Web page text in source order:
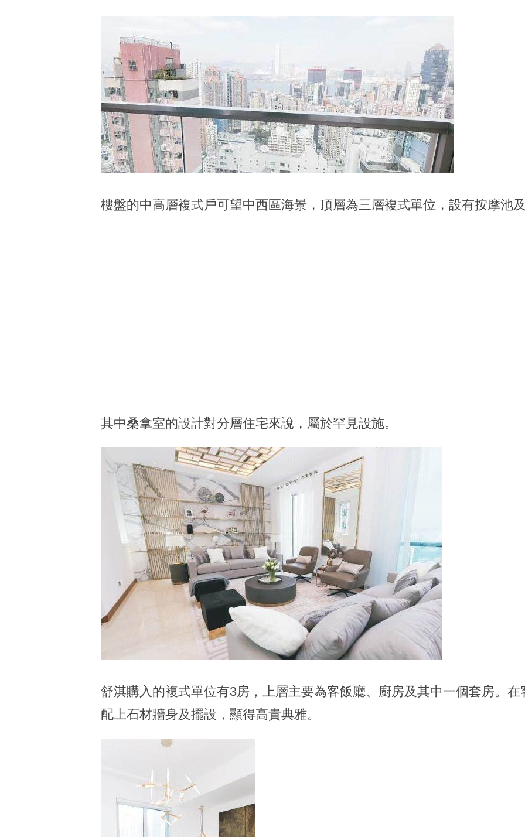
樓盤的中高層複式戶可望中西區海景，頂層為三層複式單位，設有按摩池及
其中桑拿室的設計對分層住宅來說，屬於罕見設施。
舒淇購入的複式單位有3房，上層主要為客飯廳、廚房及其中一個套房。在
配上石材牆身及擺設，顯得高貴典雅。